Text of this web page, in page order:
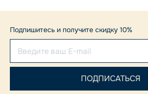
Подпишитесь и получите скидку 10%